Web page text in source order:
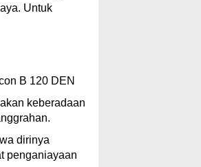
Untuk
B 120 DEN
keberadaan
dirinya
penganiayaan